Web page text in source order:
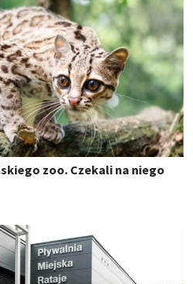
zoo. Czekali na niego